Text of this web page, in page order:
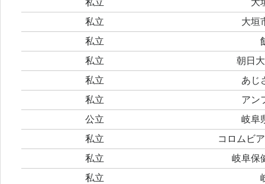
私立
大
私立
大垣
私立
私立
朝日
私立
あじ
私立
アン
公立
岐阜
私立
コロムビ
私立
岐阜保
私立